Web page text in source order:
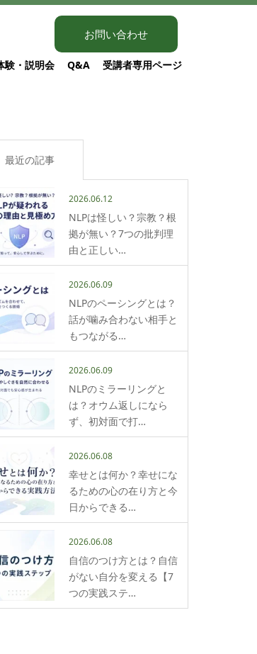
お問い合わせ
験・説明会 Q&A 受講者専用ページ
最近の記事
2026.06.12
NLPは怪しい？宗教？根
拠が無い？7つの批判理
由と正しい…
2026.06.09
NLPのペーシングとは？
話が噛み合わない相手と
もつながる…
2026.06.09
NLPのミラーリングと
は？オウム返しになら
ず、初対面で打…
2026.06.08
幸せとは何か？幸せにな
るための心の在り方と今
日からできる…
2026.06.08
自信のつけ方とは？自信
がない自分を変える【7
つの実践ステ…